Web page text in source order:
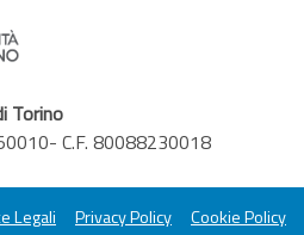
Torino
C.F. 80088230018
Legali Privacy Policy Cookie Policy